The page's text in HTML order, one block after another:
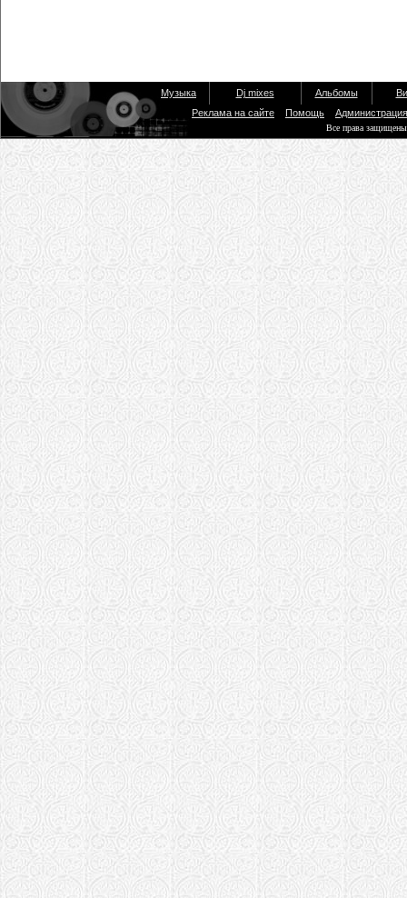
Музыка Dj mixes Альбомы
Реклама на сайте
Помощь Администрация
Все права